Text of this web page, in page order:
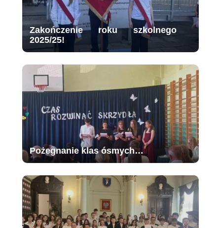
Zakończenie roku szkolnego
2025/25!
Pożegnanie klas ósmych…